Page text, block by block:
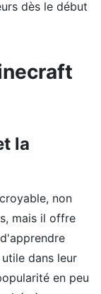
dès le début
la
non
mais il offre
dans leur
en peu